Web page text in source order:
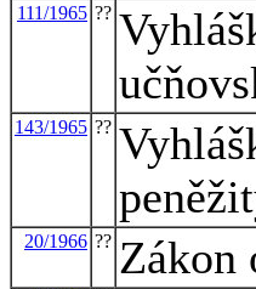
111/1965 ??
143/1965 ??
20/1966 ?? Zákon